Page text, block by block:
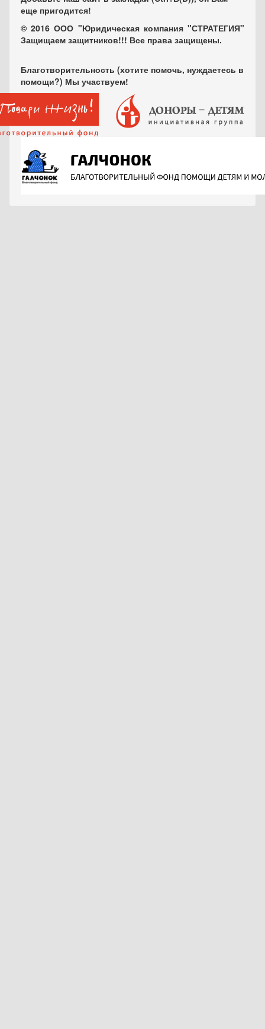
еще пригодится!
© 2016 ООО "Юридическая компания "СТРАТЕГИЯ"
Защищаем защитников!!! Все права защищены.
Благотворительность (хотите помочь, нуждаетесь в
помощи?) Мы участвуем!